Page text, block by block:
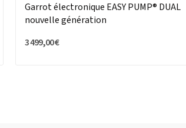
Garrot électronique EASY PUMP® DUAL
nouvelle génération
3 499,00 €